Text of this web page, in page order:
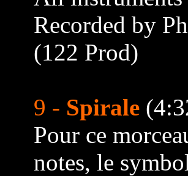
Recorded by
(122 Prod)
9 - Spirale
Pour ce
notes, le